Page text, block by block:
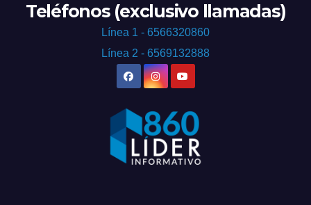
Teléfonos (exclusivo llamadas)
Línea 1 - 6566320860
Línea 2 - 6569132888